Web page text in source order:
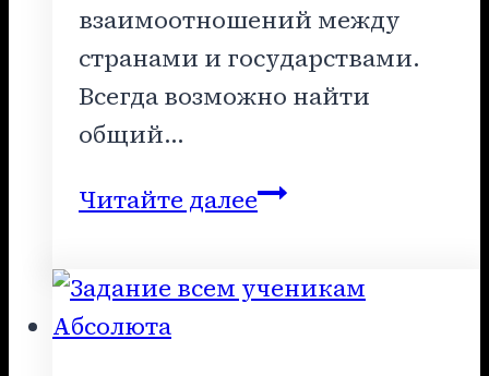
взаимоотношений между
странами и государствами.
Всегда возможно найти
общий…
Читайте далееОбращение
ученикам